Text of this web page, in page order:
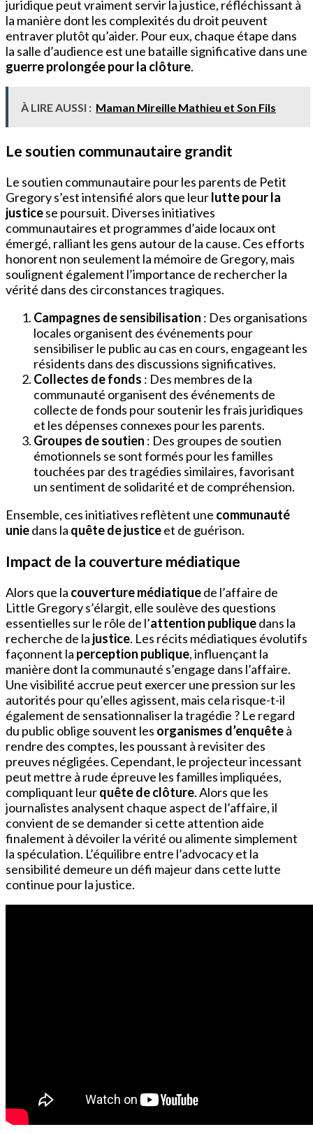
juridique peut vraiment servir la justice, réfléchissant à
la manière dont les complexités du droit peuvent
entraver plutôt qu’aider. Pour eux, chaque étape dans
la salle d’audience est une bataille significative dans une
guerre prolongée pour la clôture.
À LIRE AUSSI : Maman Mireille Mathieu et Son Fils
Le soutien communautaire grandit
Le soutien communautaire pour les parents de Petit
Gregory s’est intensifié alors que leurlutte pour la
justicese poursuit. Diverses initiatives
communautaires et programmes d’aide locaux ont
émergé, ralliant les gens autour de la cause. Ces efforts
honorent non seulement la mémoire de Gregory, mais
soulignent également l’importance de rechercher la
vérité dans des circonstances tragiques.
Campagnes de sensibilisation : Des organisations
locales organisent des événements pour
sensibiliser le public au cas en cours, engageant les
résidents dans des discussions significatives.
Collectes de fonds : Des membres de la
communauté organisent des événements de
collecte de fonds pour soutenir les frais juridiques
et les dépenses connexes pour les parents.
Groupes de soutien : Des groupes de soutien
émotionnels se sont formés pour les familles
touchées par des tragédies similaires, favorisant
un sentiment de solidarité et de compréhension.
Ensemble, ces initiatives reflètent une communauté
uniedans la quête de justiceet de guérison.
Impact de la couverture médiatique
Alors que la couverture médiatiquede l’affaire de
Little Gregory s’élargit, elle soulève des questions
essentielles sur le rôle de l’attention publiquedans la
recherche de la justice. Les récits médiatiques évolutifs
façonnent la perception publique, influençant la
manière dont la communauté s’engage dans l’affaire.
Une visibilité accrue peut exercer une pression sur les
autorités pour qu’elles agissent, mais cela risque-t-il
également de sensationnaliser la tragédie ? Le regard
du public oblige souvent les organismes d’enquêteà
rendre des comptes, les poussant à revisiter des
preuves négligées. Cependant, le projecteur incessant
peut mettre à rude épreuve les familles impliquées,
compliquant leurquête de clôture. Alors que les
journalistes analysent chaque aspect de l’affaire, il
convient de se demander si cette attention aide
finalement à dévoiler la vérité ou alimente simplement
la spéculation. L’équilibre entre l’advocacy et la
sensibilité demeure un défi majeur dans cette lutte
continue pour la justice.